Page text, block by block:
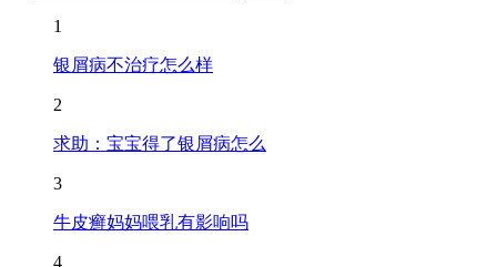
1
银屑病不治疗怎么样
2
求助：宝宝得了银屑病怎么
3
牛皮癣妈妈喂乳有影响吗
4